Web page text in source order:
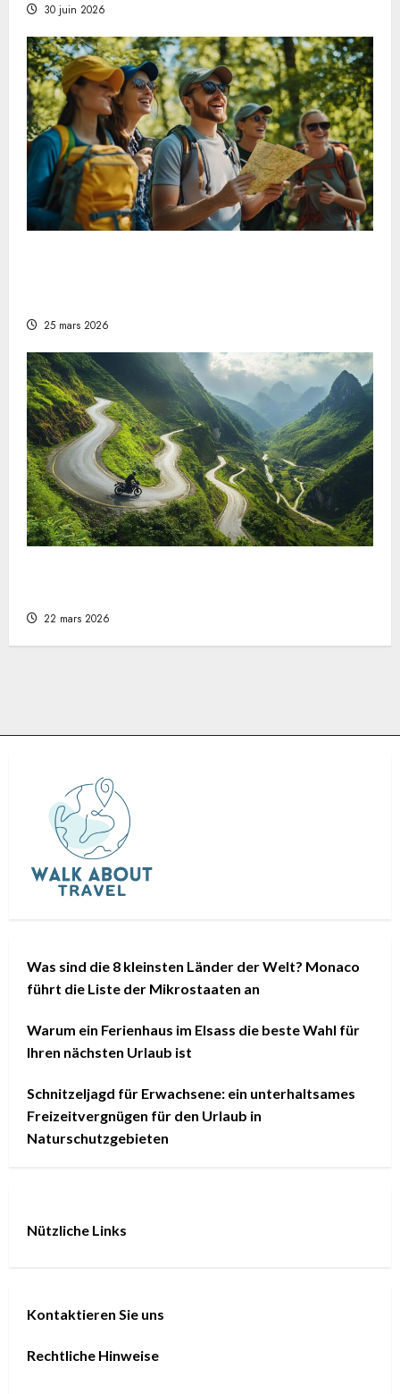
30 juin 2026
25 mars 2026
22 mars 2026
Was sind die 8 kleinsten Länder der Welt? Monaco
führt die Liste der Mikrostaaten an
Warum ein Ferienhaus im Elsass die beste Wahl für
Ihren nächsten Urlaub ist
Schnitzeljagd für Erwachsene: ein unterhaltsames
Freizeitvergnügen für den Urlaub in
Naturschutzgebieten
Nützliche Links
Kontaktieren Sie uns
Rechtliche Hinweise